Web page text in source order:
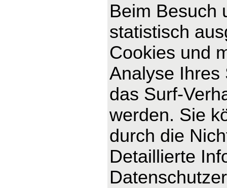
Beim Besuch
statistisch
Cookies und
Analyse Ihres
das Surf-
werden. Sie
durch die
Detaillierte